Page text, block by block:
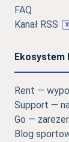
FAQ
Kanał RSS
Ekosystem
Rent —
Support —
Go —
Blog